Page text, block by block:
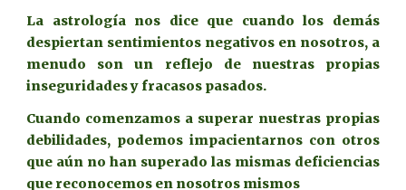
La astrología nos dice que cuando los demás
despiertan sentimientos negativos en nosotros, a
menudo son un reflejo de nuestras propias
inseguridades y fracasos pasados.
Cuando comenzamos a superar nuestras propias
debilidades, podemos impacientarnos con otros
que aún no han superado las mismas deficiencias
que reconocemos en nosotros mismos